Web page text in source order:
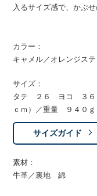
入るサイズ感で、かぶ
カラー：
キャメル／オレンジステ
サイズ：
タテ ２６ ヨコ ３６
ｃｍ）／重量 ９４０ｇ
サイズガイド
素材：
牛革／裏地 綿